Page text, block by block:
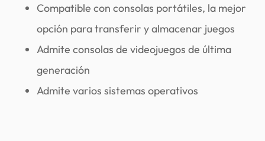
Compatible con consolas portátiles, la mejor
opción para transferir y almacenar juegos
Admite consolas de videojuegos de última
generación
Admite varios sistemas operativos